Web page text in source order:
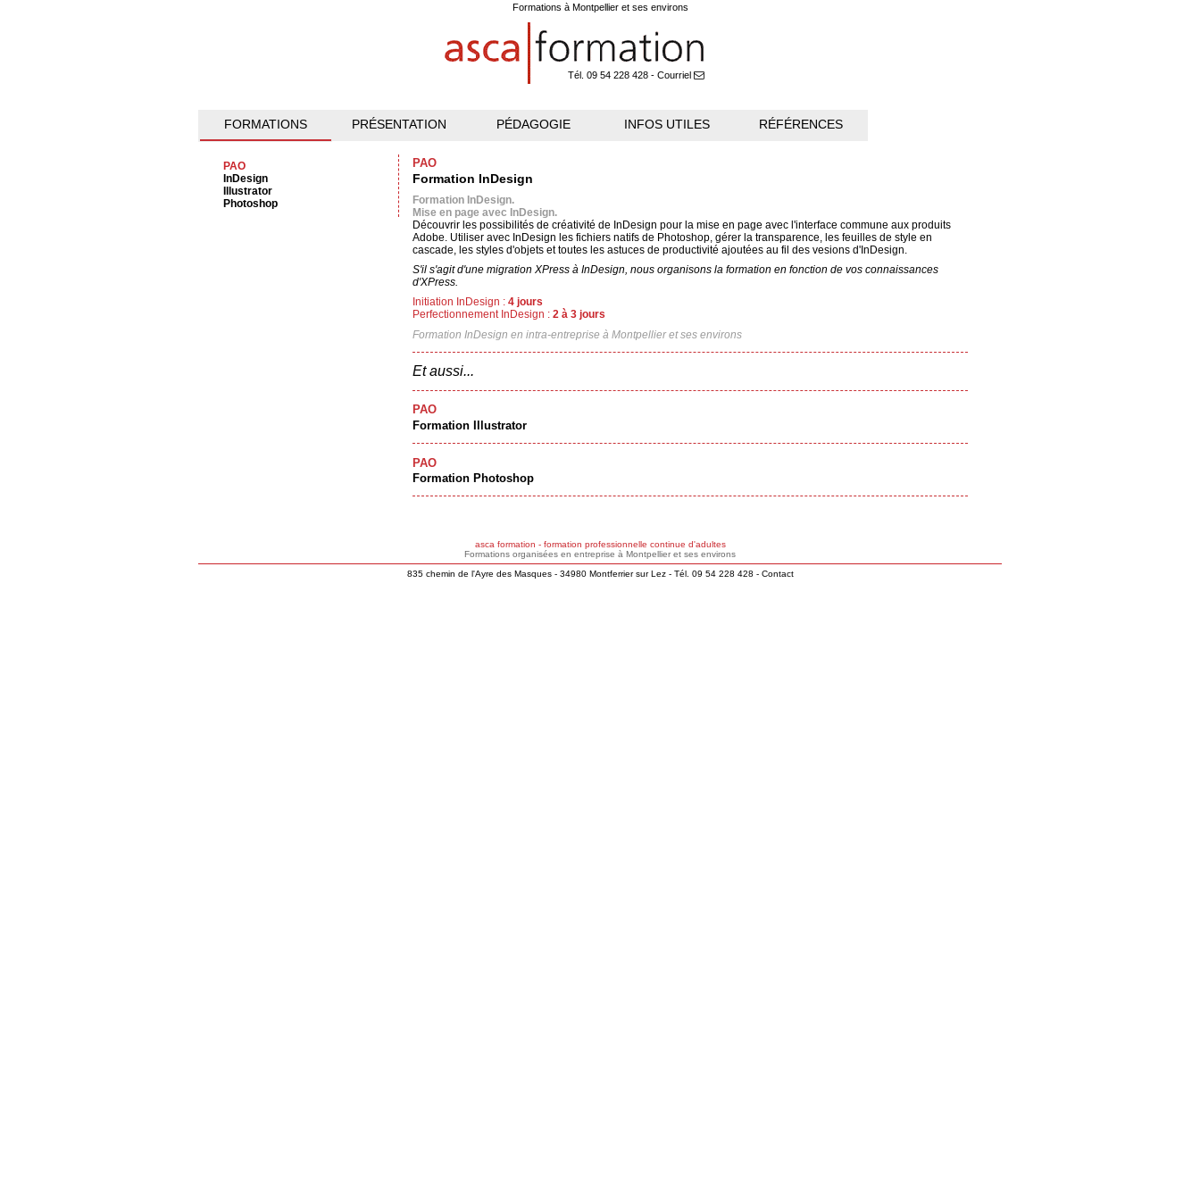
Formations à Montpellier et ses environs
Tél. 09 54 228 428 - Courriel
FORMATIONS PRÉSENTATION PÉDAGOGIE INFOS UTILES RÉFÉRENCES
PAO
InDesign
Illustrator
Photoshop
PAO
Formation InDesign
Formation InDesign.
Mise en page avec InDesign.
Découvrir les possibilités de créativité de InDesign pour la mise en page avec l'interface commune aux produits
Adobe. Utiliser avec InDesign les fichiers natifs de Photoshop, gérer la transparence, les feuilles de style en
cascade, les styles d'objets et toutes les astuces de productivité ajoutées au fil des vesions d'InDesign.
S'il s'agit d'une migration XPress à InDesign, nous organisons la formation en fonction de vos connaissances
d'XPress.
Initiation InDesign : 4 jours
Perfectionnement InDesign : 2 à 3 jours
Formation InDesign en intra-entreprise à Montpellier et ses environs
Et aussi...
PAO
Formation Illustrator
PAO
Formation Photoshop
asca formation - formation professionnelle continue d'adultes
Formations organisées en entreprise à Montpellier et ses environs
835 chemin de l'Ayre des Masques - 34980 Montferrier sur Lez - Tél. 09 54 228 428 - Contact